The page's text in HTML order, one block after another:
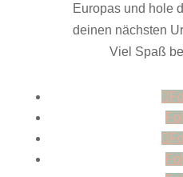
Europas und hole
deinen nächsten
Viel Spaß